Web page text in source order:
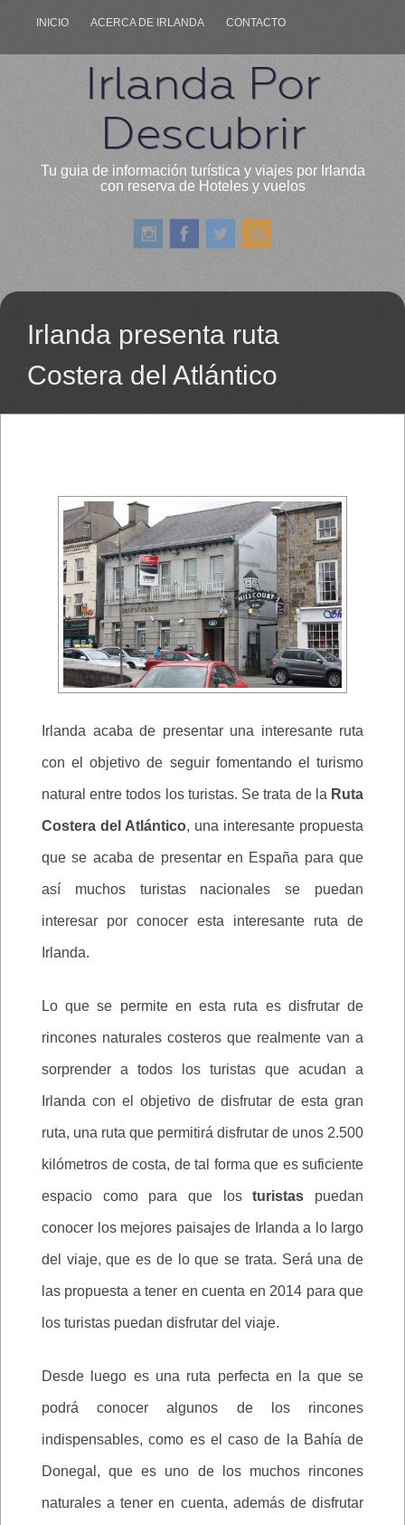
INICIO ACERCA DE IRLANDA CONTACTO
Irlanda Por
Descubrir
Tu guia de información turística y viajes por Irlanda
con reserva de Hoteles y vuelos
Irlanda presenta ruta
Costera del Atlántico
Irlanda acaba de presentar una interesante ruta
con el objetivo de seguir fomentando el turismo
natural entre todos los turistas. Se trata de la Ruta
Costera del Atlántico, una interesante propuesta
que se acaba de presentar en España para que
así muchos turistas nacionales se puedan
interesar por conocer esta interesante ruta de
Irlanda.
Lo que se permite en esta ruta es disfrutar de
rincones naturales costeros que realmente van a
sorprender a todos los turistas que acudan a
Irlanda con el objetivo de disfrutar de esta gran
ruta, una ruta que permitirá disfrutar de unos 2.500
kilómetros de costa, de tal forma que es suficiente
espacio como para que losturistas puedan
conocer los mejores paisajes de Irlanda a lo largo
del viaje, que es de lo que se trata. Será una de
las propuesta a tener en cuenta en 2014 para que
los turistas puedan disfrutar del viaje.
Desde luego es una ruta perfecta en la que se
podrá conocer algunos de los rincones
indispensables, como es el caso de la Bahía de
Donegal, que es uno de los muchos rincones
naturales a tener en cuenta, además de disfrutar